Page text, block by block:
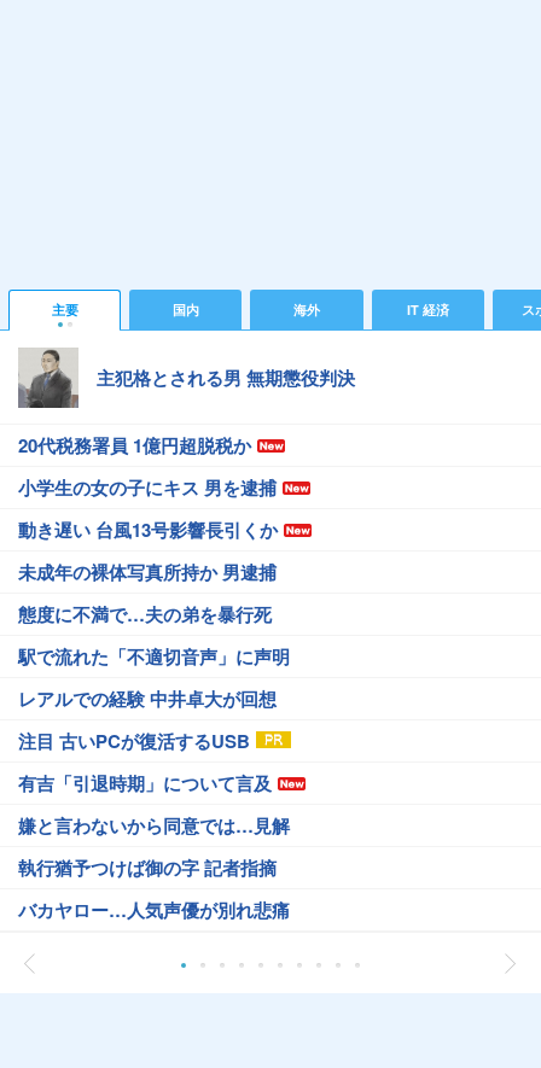
主要 国内 海外 IT 経済 ス
主犯格とされる男 無期懲役判決
20代税務署員 1億円超脱税か
小学生の女の子にキス 男を逮捕
動き遅い 台風13号影響長引くか
未成年の裸体写真所持か 男逮捕
態度に不満で…夫の弟を暴行死
駅で流れた「不適切音声」に声明
レアルでの経験 中井卓大が回想
注目 古いPCが復活するUSB
有吉「引退時期」について言及
嫌と言わないから同意では…見解
執行猶予つけば御の字 記者指摘
バカヤロー…人気声優が別れ悲痛